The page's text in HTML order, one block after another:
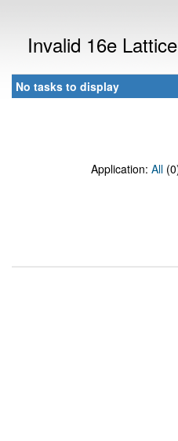
Invalid 16e
No tasks to display
Application: All